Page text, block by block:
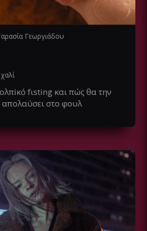
Γεωργιάδου
fιsting και πώς θα την
απολαύσει στο φουλ